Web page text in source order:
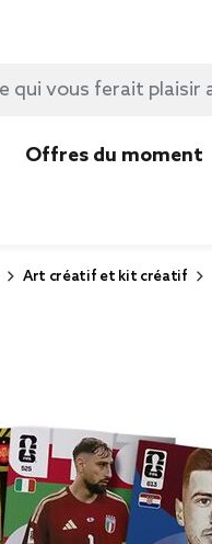
Offres du moment
Art créatif et kit créatif